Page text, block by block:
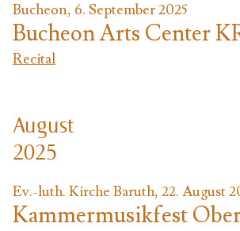
Bucheon, 6. September 2025
Bucheon Arts Center
Recital
August
2025
Ev.-luth. Kirche Baruth, 22. August
Kammermusikfest